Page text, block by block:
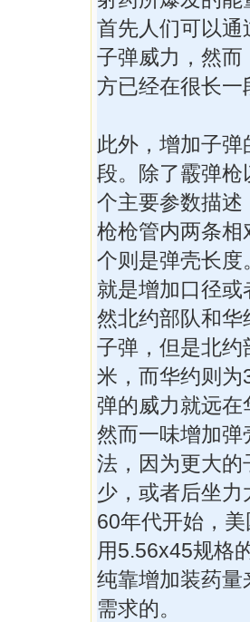
首先人们可以
子弹威力，然
方已经在很长
此外，增加子
段。除了霰弹
个主要参数描
枪枪管内两条
个则是弹壳长
就是增加口径
然北约部队和
子弹，但是北
米，而华约则
弹的威力就远
然而一味增加
法，因为更大
少，或者后坐
60年代开始，
用5.56x45规格
纯靠增加装药
需求的。